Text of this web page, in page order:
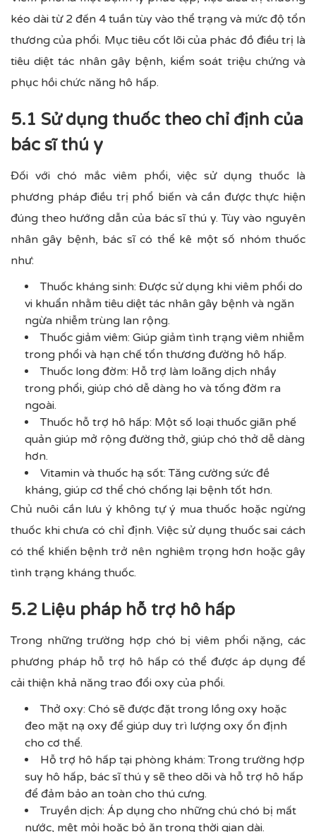
kéo dài từ 2 đến 4 tuần tùy vào thể trạng và mức độ tổn
thương của phổi. Mục tiêu cốt lõi của phác đồ điều trị là
tiêu diệt tác nhân gây bệnh, kiểm soát triệu chứng và
phục hồi chức năng hô hấp.
5.1 Sử dụng thuốc theo chỉ định của
bác sĩ thú y
Đối với chó mắc viêm phổi, việc sử dụng thuốc là
phương pháp điều trị phổ biến và cần được thực hiện
đúng theo hướng dẫn của bác sĩ thú y. Tùy vào nguyên
nhân gây bệnh, bác sĩ có thể kê một số nhóm thuốc
như:
Thuốc kháng sinh: Được sử dụng khi viêm phổi do
vi khuẩn nhằm tiêu diệt tác nhân gây bệnh và ngăn
ngừa nhiễm trùng lan rộng.
Thuốc giảm viêm: Giúp giảm tình trạng viêm nhiễm
trong phổi và hạn chế tổn thương đường hô hấp.
Thuốc long đờm: Hỗ trợ làm loãng dịch nhầy
trong phổi, giúp chó dễ dàng ho và tống đờm ra
ngoài.
Thuốc hỗ trợ hô hấp: Một số loại thuốc giãn phế
quản giúp mở rộng đường thở, giúp chó thở dễ dàng
hơn.
Vitamin và thuốc hạ sốt: Tăng cường sức đề
kháng, giúp cơ thể chó chống lại bệnh tốt hơn.
Chủ nuôi cần lưu ý không tự ý mua thuốc hoặc ngừng
thuốc khi chưa có chỉ định. Việc sử dụng thuốc sai cách
có thể khiến bệnh trở nên nghiêm trọng hơn hoặc gây
tình trạng kháng thuốc.
5.2 Liệu pháp hỗ trợ hô hấp
Trong những trường hợp chó bị viêm phổi nặng, các
phương pháp hỗ trợ hô hấp có thể được áp dụng để
cải thiện khả năng trao đổi oxy của phổi.
Thở oxy: Chó sẽ được đặt trong lồng oxy hoặc
đeo mặt nạ oxy để giúp duy trì lượng oxy ổn định
cho cơ thể.
Hỗ trợ hô hấp tại phòng khám: Trong trường hợp
suy hô hấp, bác sĩ thú y sẽ theo dõi và hỗ trợ hô hấp
để đảm bảo an toàn cho thú cưng.
Truyền dịch: Áp dụng cho những chú chó bị mất
nước, mệt mỏi hoặc bỏ ăn trong thời gian dài.